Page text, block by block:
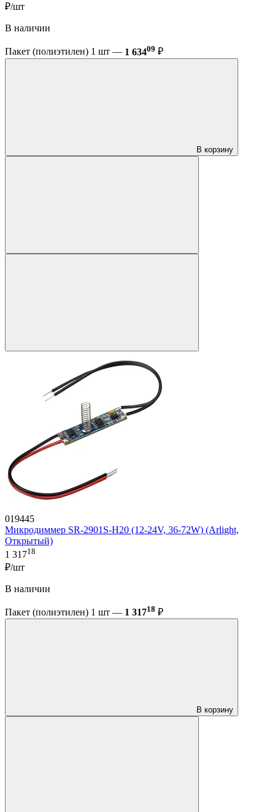
₽/шт
В наличии
Пакет (полиэтилен) 1 шт — 1 63409 ₽
В корзину
019445
Микродиммер SR-2901S-H20 (12-24V, 36-72W) (Arlight,
Открытый)
1 31718
₽/шт
В наличии
Пакет (полиэтилен) 1 шт — 1 31718 ₽
В корзину